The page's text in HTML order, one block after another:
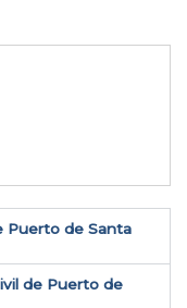
Puerto de Santa
de Puerto de